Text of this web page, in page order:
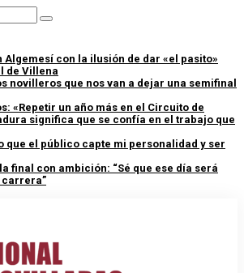
Algemesí con la ilusión de dar «el pasito»
de Villena
novilleros que nos van a dejar una semifinal
«Repetir un año más en el Circuito de
significa que se confía en el trabajo que
que el público capte mi personalidad y ser
final con ambición: “Sé que ese día será
carrera”